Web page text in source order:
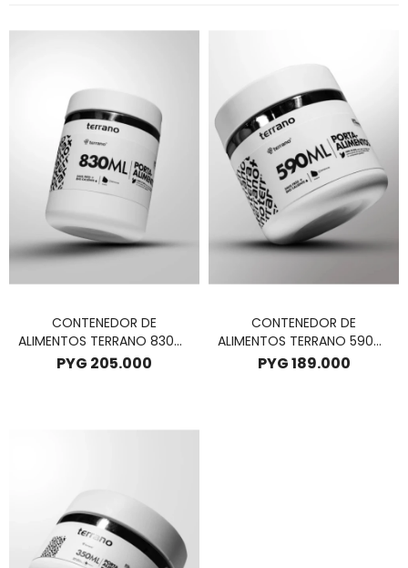
CONTENEDOR DE
ALIMENTOS TERRANO 830ML
- BLANCO
PYG 205.000
CONTENEDOR DE
ALIMENTOS TERRANO 590ML
- BLANCO
PYG189.000